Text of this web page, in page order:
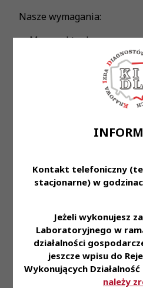
Kontakt telefoniczny
stacjonarne) w
Jeżeli wykonujesz
Laboratoryjnego w
działalności
jeszcze wpisu do
Wykonujących Działalność
należy
Nasze wymagania:
• Masz aktualne prawo
Diagnosty
• Doskonale organizujesz
rozwijać zawodowo.
• Jesteś osobą
współdziałać w zespole.
(możemy też
kontrakt). • Pracę od
Czarnego 2. • Pakiet
lub Medicover Sport,
możliwość grupowego
badania laboratoryjne,
Możliwość